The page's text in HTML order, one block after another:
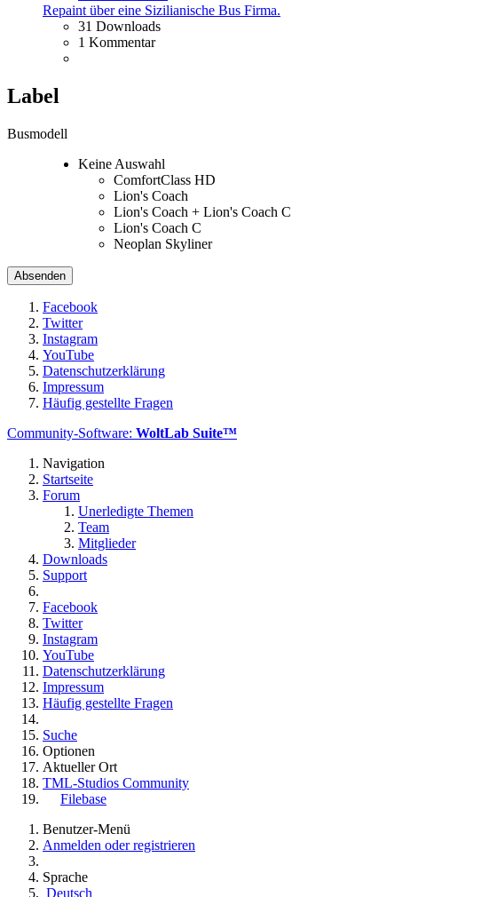
Repaint über eine Sizilianische Bus Firma.
31 Downloads
1 Kommentar
Label
Busmodell
Keine Auswahl
ComfortClass HD
Lion's Coach
Lion's Coach + Lion's Coach C
Lion's Coach C
Neoplan Skyliner
Facebook
Twitter
Instagram
YouTube
Datenschutzerklärung
Impressum
Häufig gestellte Fragen
Community-Software: WoltLab Suite™
Navigation
Startseite
Forum
Unerledigte Themen
Team
Mitglieder
Downloads
Support
Facebook
Twitter
Instagram
YouTube
Datenschutzerklärung
Impressum
Häufig gestellte Fragen
Suche
Optionen
Aktueller Ort
TML-Studios Community
Filebase
Benutzer-Menü
Anmelden oder registrieren
Sprache
Deutsch